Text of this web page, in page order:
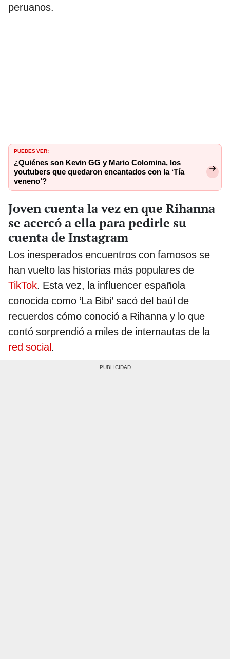
peruanos.
PUEDES VER:
¿Quiénes son Kevin GG y Mario Colomina, los
youtubers que quedaron encantados con la ‘Tía
veneno’?
Joven cuenta la vez en que Rihanna
se acercó a ella para pedirle su
cuenta de Instagram
Los inesperados encuentros con famosos se
han vuelto las historias más populares de
TikTok. Esta vez, la influencer española
conocida como ‘La Bibi’ sacó del baúl de
recuerdos cómo conoció a Rihanna y lo que
contó sorprendió a miles de internautas de la
red social.